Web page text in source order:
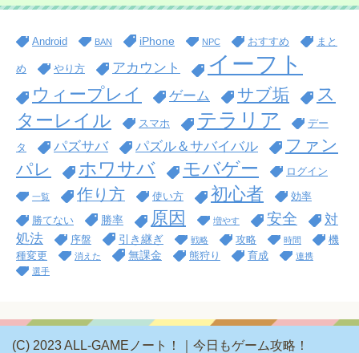
Android BAN iPhone NPC おすすめ まと
め やり方 アカウント イーフト
ウィープレイ ゲーム サブ垢
ス
ターレイル
スマホ テラリア デー
タ パズサバ パズル＆サバイバル
ファン
パレ
ホワサバ モバゲー ログイン
一覧 作り方 使い方 初心者 効率
勝てない 勝率 原因 増やす 安全
対
処法
序盤 引き継ぎ 戦略 攻略 時間
機
種変更
消えた 無課金 熊狩り 育成
連携
選手
(C) 2023 ALL-GAMEノート！｜今日もゲーム攻略！